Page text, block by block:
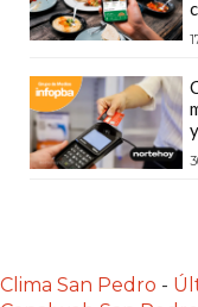
RECIBIR
DE
COMIDA
POR
DEFINITIVA
Clima San Pedro -